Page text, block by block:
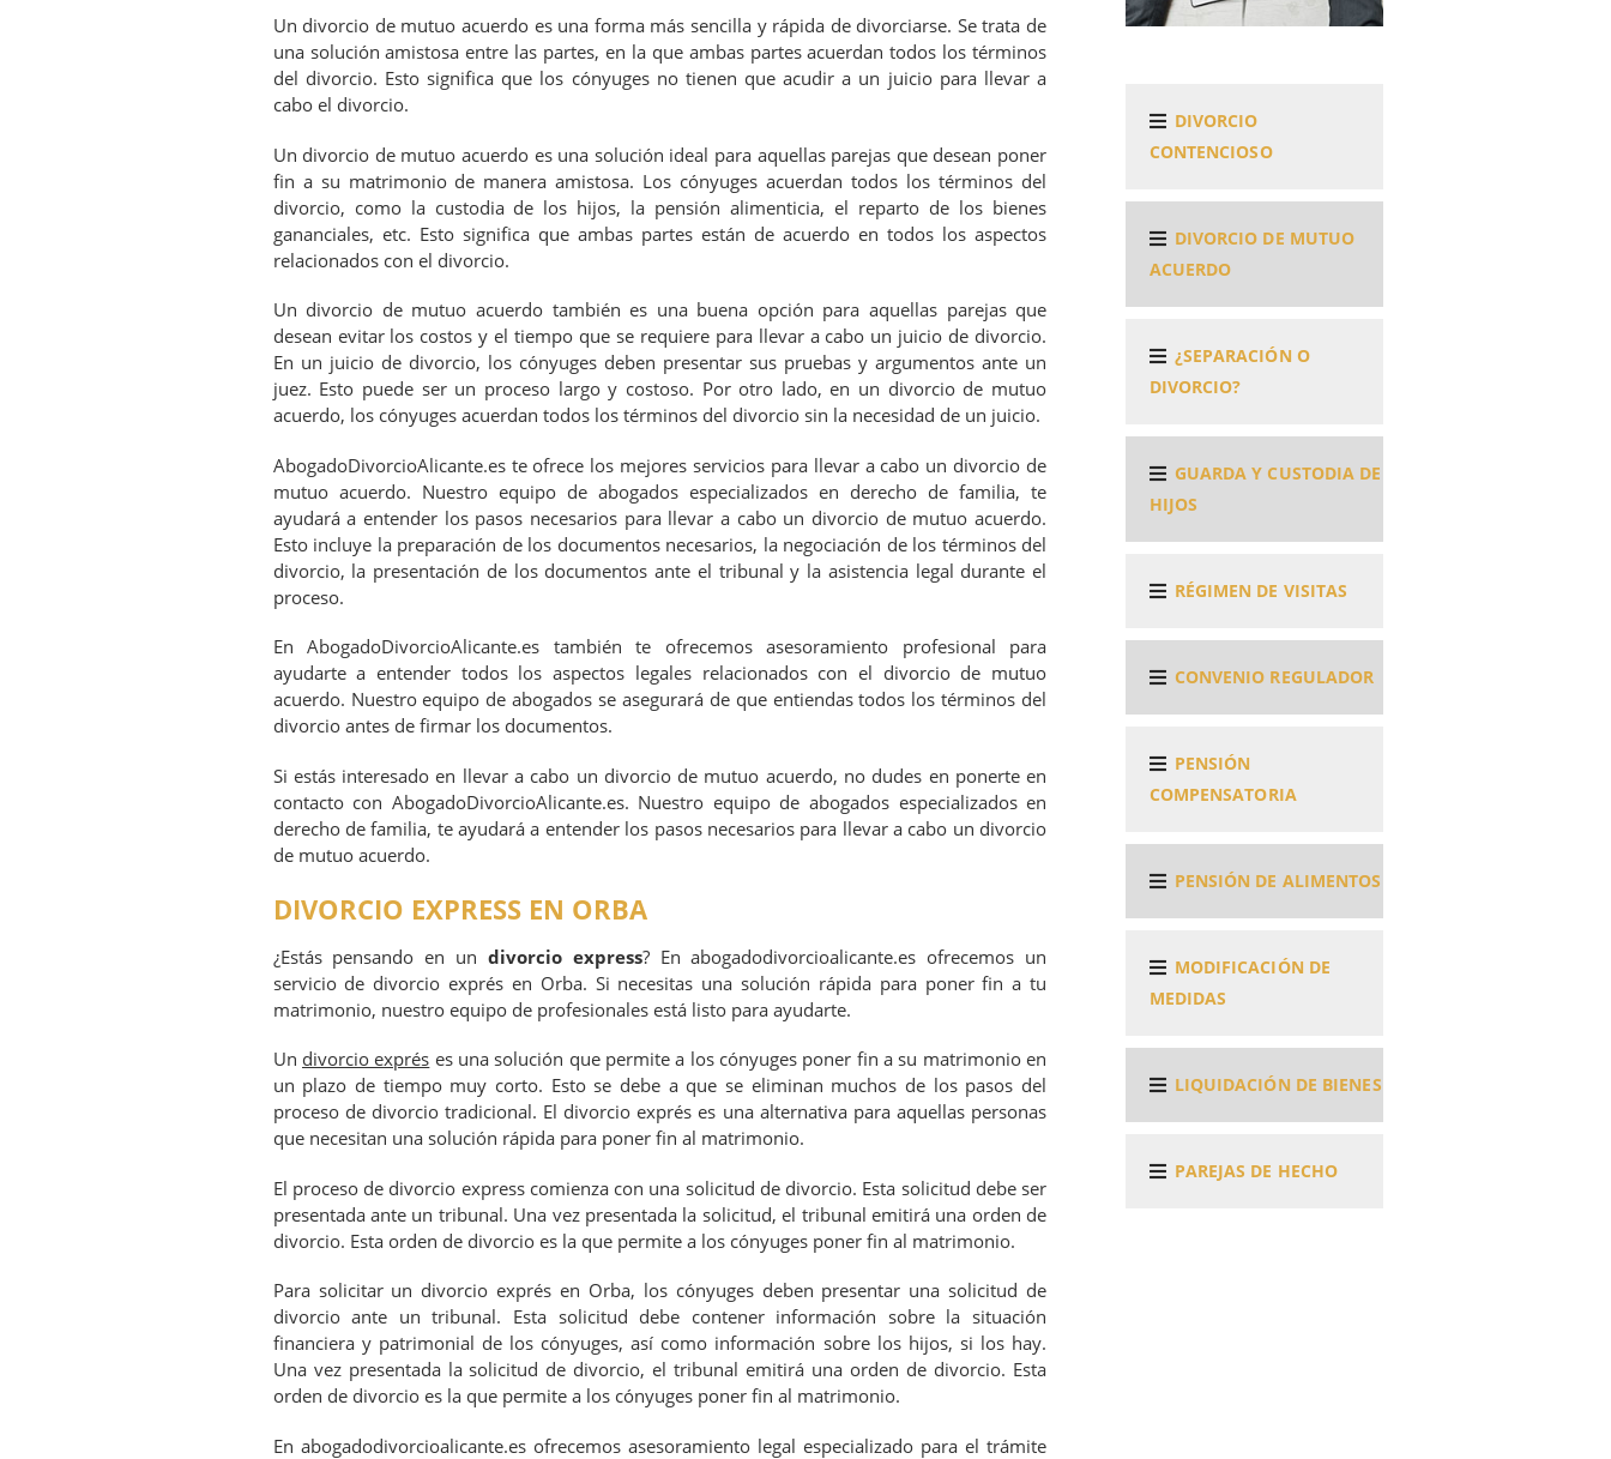
Un divorcio de mutuo acuerdo es una forma más sencilla y rápida de divorciarse. Se trata de
una solución amistosa entre las partes, en la que ambas partes acuerdan todos los términos
del divorcio. Esto significa que los cónyuges no tienen que acudir a un juicio para llevar a
cabo el divorcio.
Un divorcio de mutuo acuerdo es una solución ideal para aquellas parejas que desean poner
fin a su matrimonio de manera amistosa. Los cónyuges acuerdan todos los términos del
divorcio, como la custodia de los hijos, la pensión alimenticia, el reparto de los bienes
gananciales, etc. Esto significa que ambas partes están de acuerdo en todos los aspectos
relacionados con el divorcio.
Un divorcio de mutuo acuerdo también es una buena opción para aquellas parejas que
desean evitar los costos y el tiempo que se requiere para llevar a cabo un juicio de divorcio.
En un juicio de divorcio, los cónyuges deben presentar sus pruebas y argumentos ante un
juez. Esto puede ser un proceso largo y costoso. Por otro lado, en un divorcio de mutuo
acuerdo, los cónyuges acuerdan todos los términos del divorcio sin la necesidad de un juicio.
AbogadoDivorcioAlicante.es te ofrece los mejores servicios para llevar a cabo un divorcio de
mutuo acuerdo. Nuestro equipo de abogados especializados en derecho de familia, te
ayudará a entender los pasos necesarios para llevar a cabo un divorcio de mutuo acuerdo.
Esto incluye la preparación de los documentos necesarios, la negociación de los términos del
divorcio, la presentación de los documentos ante el tribunal y la asistencia legal durante el
proceso.
En AbogadoDivorcioAlicante.es también te ofrecemos asesoramiento profesional para
ayudarte a entender todos los aspectos legales relacionados con el divorcio de mutuo
acuerdo. Nuestro equipo de abogados se asegurará de que entiendas todos los términos del
divorcio antes de firmar los documentos.
Si estás interesado en llevar a cabo un divorcio de mutuo acuerdo, no dudes en ponerte en
contacto con AbogadoDivorcioAlicante.es. Nuestro equipo de abogados especializados en
derecho de familia, te ayudará a entender los pasos necesarios para llevar a cabo un divorcio
de mutuo acuerdo.
DIVORCIO EXPRESS EN ORBA
¿Estás pensando en un divorcio express? En abogadodivorcioalicante.es ofrecemos un
servicio de divorcio exprés en Orba. Si necesitas una solución rápida para poner fin a tu
matrimonio, nuestro equipo de profesionales está listo para ayudarte.
Un divorcio exprés es una solución que permite a los cónyuges poner fin a su matrimonio en
un plazo de tiempo muy corto. Esto se debe a que se eliminan muchos de los pasos del
proceso de divorcio tradicional. El divorcio exprés es una alternativa para aquellas personas
que necesitan una solución rápida para poner fin al matrimonio.
El proceso de divorcio express comienza con una solicitud de divorcio. Esta solicitud debe ser
presentada ante un tribunal. Una vez presentada la solicitud, el tribunal emitirá una orden de
divorcio. Esta orden de divorcio es la que permite a los cónyuges poner fin al matrimonio.
Para solicitar un divorcio exprés en Orba, los cónyuges deben presentar una solicitud de
divorcio ante un tribunal. Esta solicitud debe contener información sobre la situación
financiera y patrimonial de los cónyuges, así como información sobre los hijos, si los hay.
Una vez presentada la solicitud de divorcio, el tribunal emitirá una orden de divorcio. Esta
orden de divorcio es la que permite a los cónyuges poner fin al matrimonio.
En abogadodivorcioalicante.es ofrecemos asesoramiento legal especializado para el trámite
DIVORCIO
CONTENCIOSO
DIVORCIO DE MUTUO
ACUERDO
¿SEPARACIÓN O
DIVORCIO?
GUARDA Y CUSTODIA DE
HIJOS
RÉGIMEN DE VISITAS
CONVENIO REGULADOR
PENSIÓN
COMPENSATORIA
PENSIÓN DE ALIMENTOS
MODIFICACIÓN DE
MEDIDAS
LIQUIDACIÓN DE BIENES
PAREJAS DE HECHO